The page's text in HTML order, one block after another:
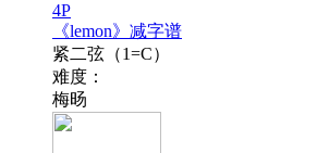
4P
《lemon》减字谱
紧二弦（1=C）
难度：
梅旸